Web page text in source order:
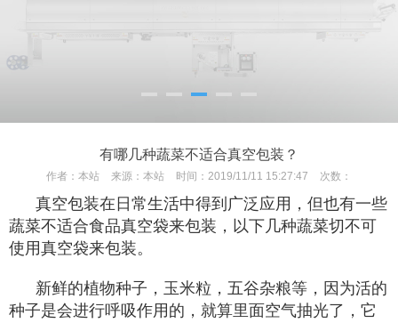
有哪几种蔬菜不适合真空包装？
作者： 本站 来源： 本站 时间： 2019/11/11 15:27:47 次数：
真空包装在日常生活中得到广泛应用，但也有一些
蔬菜不适合食品真空袋来包装，以下几种蔬菜切不可
使用真空袋来包装。
新鲜的植物种子，玉米粒，五谷杂粮等，因为活的
种子是会进行呼吸作用的，就算里面空气抽光了，它